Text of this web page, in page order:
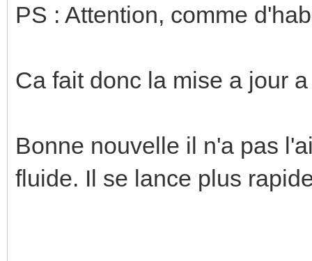
PS : Attention, comme
Ca fait donc la mise a jour
Bonne nouvelle il n'a pas
fluide. Il se lance plus